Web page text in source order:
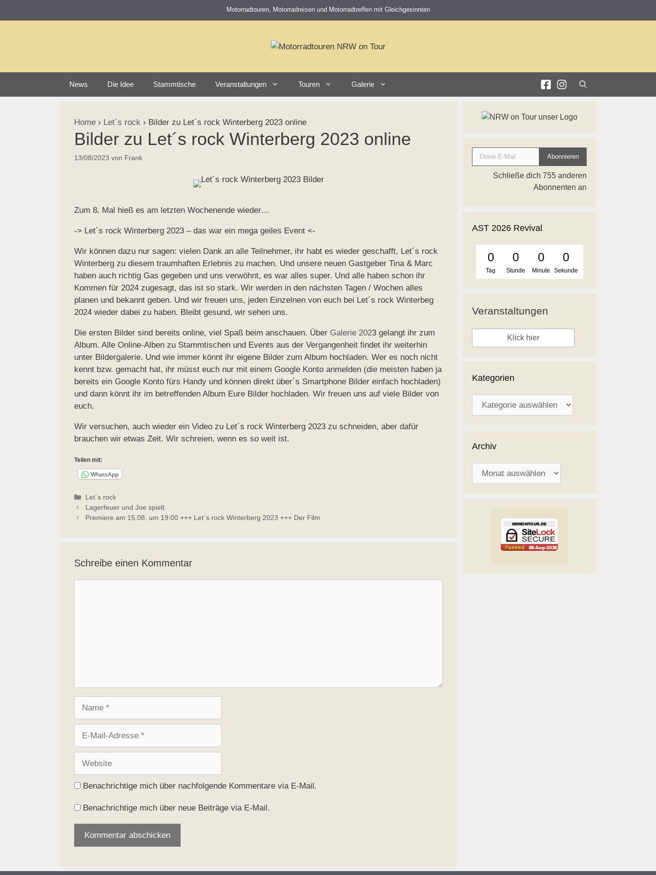
Motorradtouren, Motorradreisen und Motorradtreffen mit Gleichgesinnten
News Die Idee Stammtische Veranstaltungen Touren Galerie
Home › Let´s rock › Bilder zu Let´s rock Winterberg 2023 online
Bilder zu Let´s rock Winterberg 2023 online
13/08/2023 von Frank
Zum 8. Mal hieß es am letzten Wochenende wieder…
-> Let´s rock Winterberg 2023 – das war ein mega geiles Event <-
Wir können dazu nur sagen: vielen Dank an alle Teilnehmer, ihr habt es wieder geschafft, Let´s rock
Winterberg zu diesem traumhaften Erlebnis zu machen. Und unsere neuen Gastgeber Tina & Marc
haben auch richtig Gas gegeben und uns verwöhnt, es war alles super. Und alle haben schon ihr
Kommen für 2024 zugesagt, das ist so stark. Wir werden in den nächsten Tagen / Wochen alles
planen und bekannt geben. Und wir freuen uns, jeden Einzelnen von euch bei Let´s rock Winterbeg
2024 wieder dabei zu haben. Bleibt gesund, wir sehen uns.
Die ersten Bilder sind bereits online, viel Spaß beim anschauen. Über Galerie 2023 gelangt ihr zum
Album. Alle Online-Alben zu Stammtischen und Events aus der Vergangenheit findet ihr weiterhin
unter Bildergalerie. Und wie immer könnt ihr eigene Bilder zum Album hochladen. Wer es noch nicht
kennt bzw. gemacht hat, ihr müsst euch nur mit einem Google Konto anmelden (die meisten haben ja
bereits ein Google Konto fürs Handy und können direkt über´s Smartphone Bilder einfach hochladen)
und dann könnt ihr im betreffenden Album Eure Bilder hochladen. Wir freuen uns auf viele Bilder von
euch.
Wir versuchen, auch wieder ein Video zu Let´s rock Winterberg 2023 zu schneiden, aber dafür
brauchen wir etwas Zeit. Wir schreien, wenn es so weit ist.
Teilen mit:
WhatsApp
Kategorien
Let´s rock
Lagerfeuer und Joe spielt
Premiere am 15.08. um 19:00 +++ Let´s rock Winterberg 2023 +++ Der Film
Schreibe einen Kommentar
Adresse
Benachrichtige mich über nachfolgende Kommentare via E-Mail.
Benachrichtige mich über neue Beiträge via E-Mail.
Deine E-Mail
Abonnieren
Schließe dich 755 anderen
Abonnenten an
AST 2026 Revival
0
Tag
0
Stunde
0
Minute
0
Sekunde
Veranstaltungen
Klick hier
Kategorien
Archiv